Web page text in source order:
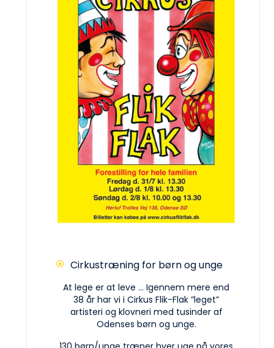
Cirkustræning for børn og unge
At lege er at leve ... Igennem mere end
38 år har vi i Cirkus Flik-Flak ”leget”
artisteri og klovneri med tusinder af
Odenses børn og unge.